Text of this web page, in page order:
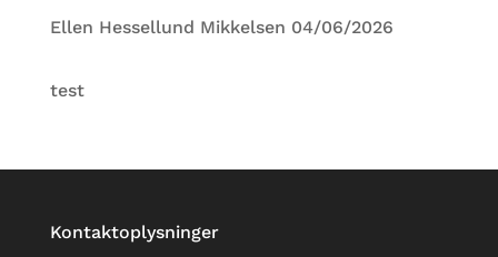
Ellen Hessellund Mikkelsen 04/06/2026
test
Kontaktoplysninger